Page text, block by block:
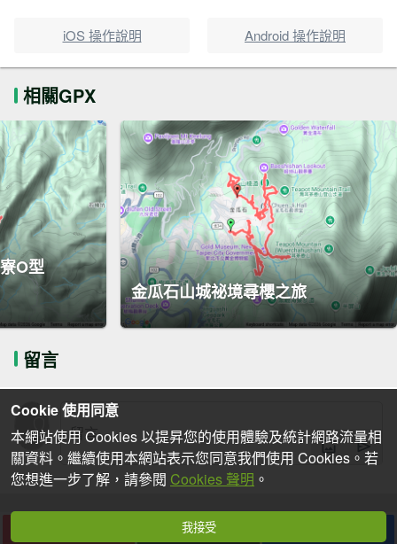
iOS 操作說明 Android 操作說明
相關GPX
O型
金瓜石山城祕境尋櫻之旅
留言
下載
Cookie 使用同意
本網站使用 Cookies 以提昇您的使用體驗及統計網路流量相
關資料。繼續使用本網站表示您同意我們使用 Cookies。若
您想進一步了解，請參閱 Cookies 聲明 。
我接受